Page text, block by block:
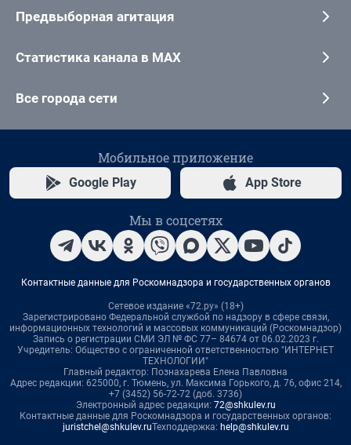
Предвыборная агитация
Статистика канала в MAX
Все города сети
Мобильное приложение
Google Play App Store
Мы в соцсетях
Контактные данные для Роскомнадзора и государственных органов
Сетевое издание «72.ру» (18+)
Зарегистрировано Федеральной службой по надзору в сфере связи,
информационных технологий и массовых коммуникаций (Роскомнадзор)
Запись о регистрации СМИ ЭЛ № ФС 77– 84674 от 06.02.2023 г.
Учредитель: Общество с ограниченной ответственностью "ИНТЕРНЕТ
ТЕХНОЛОГИИ"
Главный редактор: Познахарева Елена Павловна
Адрес редакции: 625000, г. Тюмень, ул. Максима Горького, д. 76, офис 214,
+7 (3452) 56-72-72 (доб. 3736)
Электронный адрес редакции: 72@shkulev.ru
Контактные данные для Роскомнадзора и государственных органов:
juristchel@shkulev.ruТехподдержка: help@shkulev.ru